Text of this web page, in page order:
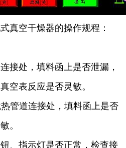
真空干燥器的操作规程：
接处，填料函上是否泄漏，
空表反应是否灵敏。
管道连接处，填料函上是否
。
、指示灯是否正常，检查接